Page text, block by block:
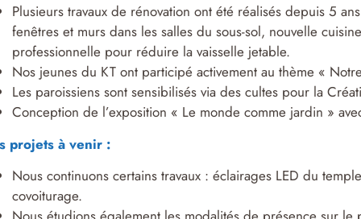
Plusieurs travaux de rénovation ont été réalisés depuis 5
fenêtres et murs dans les salles du sous-sol, nouvelle
professionnelle pour réduire la vaisselle jetable.
Nos jeunes du KT ont participé activement au thème «
Les paroissiens sont sensibilisés via des cultes pour la
Conception de l’exposition « Le monde comme jardin »
projets à venir :
Nous continuons certains travaux : éclairages LED du
covoiturage.